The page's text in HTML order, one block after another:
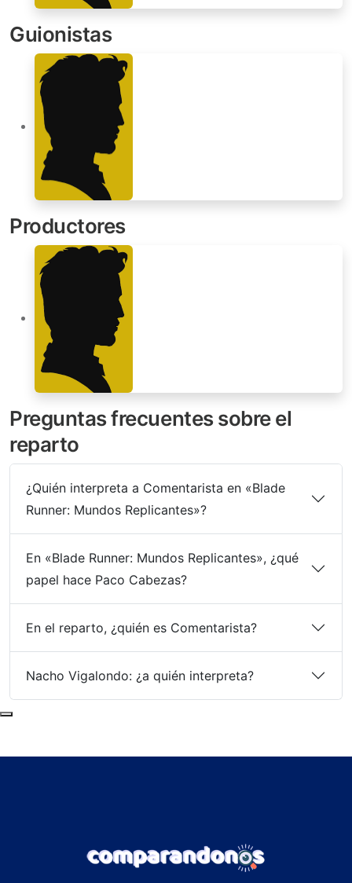
Guionistas
Productores
Preguntas frecuentes sobre el
reparto
¿Quién interpreta a Comentarista en «Blade
Runner: Mundos Replicantes»?
En «Blade Runner: Mundos Replicantes», ¿qué
papel hace Paco Cabezas?
En el reparto, ¿quién es Comentarista?
Nacho Vigalondo: ¿a quién interpreta?